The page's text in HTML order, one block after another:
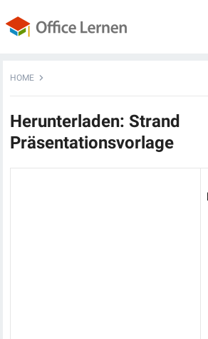
HOME
Herunterladen: Strand
Präsentationsvorlage